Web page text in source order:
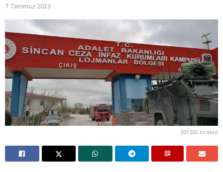
7 Temmuz 2023
201200 scaled